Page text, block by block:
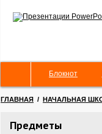
Блокнот
ГЛАВНАЯ / НАЧАЛЬНАЯ
Предметы